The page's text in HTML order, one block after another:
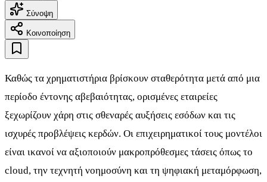
Σύνοψη
Κοινοποίηση
Καθώς τα χρηματιστήρια βρίσκουν σταθερότητα μετά από μια
περίοδο έντονης αβεβαιότητας, ορισμένες εταιρείες
ξεχωρίζουν χάρη στις σθεναρές αυξήσεις εσόδων και τις
ισχυρές προβλέψεις κερδών. Οι επιχειρηματικοί τους μοντέλοι
είναι ικανοί να αξιοποιούν μακροπρόθεσμες τάσεις όπως το
cloud, την τεχνητή νοημοσύνη και τη ψηφιακή μεταμόρφωση,